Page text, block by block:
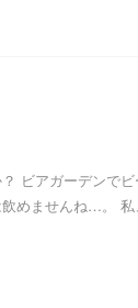
ビアガーデンで
めませんね…。